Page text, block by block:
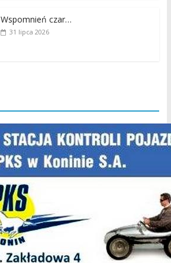
Wspomnień czar…
31 lipca 2026